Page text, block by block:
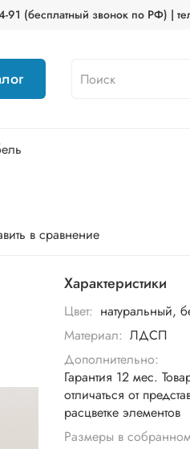
(бесплатный звонок по РФ) |
в сравнение
Характеристики
Цвет: натуральный,
Материал: ЛДСП
Дополнительно:
Гарантия 12 мес.
отличаться от
расцветке элементов
Размеры в